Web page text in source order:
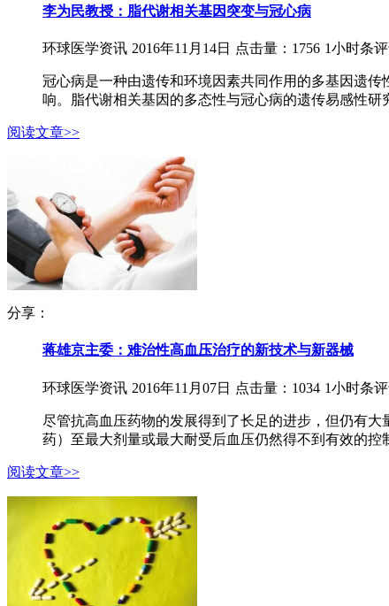
李为民教授：脂代谢相关基因突变与冠心病
环球医学资讯 2016年11月14日 点击量：1756 1小时条
冠心病是一种由遗传和环境因素共同作用的多基因遗
响。脂代谢相关基因的多态性与冠心病的遗传易感性
阅读文章>>
分享：
蒋雄京主委：难治性高血压治疗的新技术与新器械
环球医学资讯 2016年11月07日 点击量：1034 1小时条
尽管抗高血压药物的发展得到了长足的进步，但仍有
药）至最大剂量或最大耐受后血压仍然得不到有效的
阅读文章>>